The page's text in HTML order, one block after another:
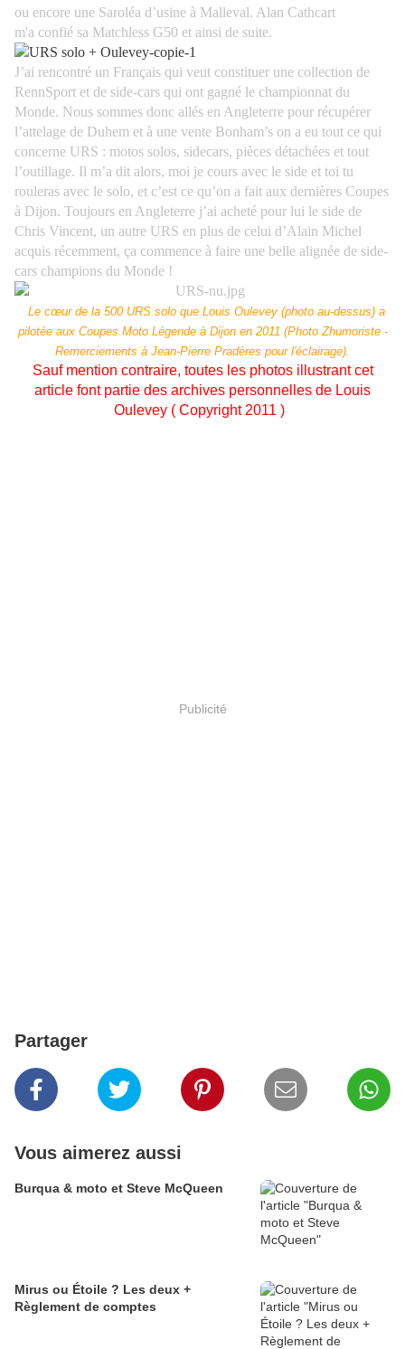
ou encore une Saroléa d’usine à Malleval. Alan Cathcart
m'a confié sa Matchless G50 et ainsi de suite.
J’ai rencontré un Français qui veut constituer une collection de
RennSport et de side-cars qui ont gagné le championnat du
Monde. Nous sommes donc allés en Angleterre pour récupérer
l’attelage de Duhem et à une vente Bonham’s on a eu tout ce qui
concerne URS : motos solos, sidecars, pièces détachées et tout
l’outillage. Il m’a dit alors, moi je cours avec le side et toi tu
rouleras avec le solo, et c’est ce qu’on a fait aux dernières Coupes
à Dijon. Toujours en Angleterre j’ai acheté pour lui le side de
Chris Vincent, un autre URS en plus de celui d’Alain Michel
acquis récemment, ça commence à faire une belle alignée de side-
cars champions du Monde !
Le cœur de la 500 URS solo que Louis Oulevey (photo au-dessus) a
pilotée aux Coupes Moto Légende à Dijon en 2011 (Photo Zhumoriste -
Remerciements à Jean-Pierre Pradères pour l'éclairage).
Sauf mention contraire, toutes les photos illustrant cet
article font partie des archives personnelles de Louis
Oulevey ( Copyright 2011 )
Publicité
Partager
Vous aimerez aussi
Burqua & moto et Steve McQueen
Mirus ou Étoile ? Les deux +
Règlement de comptes